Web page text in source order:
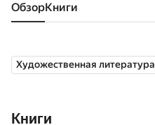
Обзор книги
Художественная литература
Книги